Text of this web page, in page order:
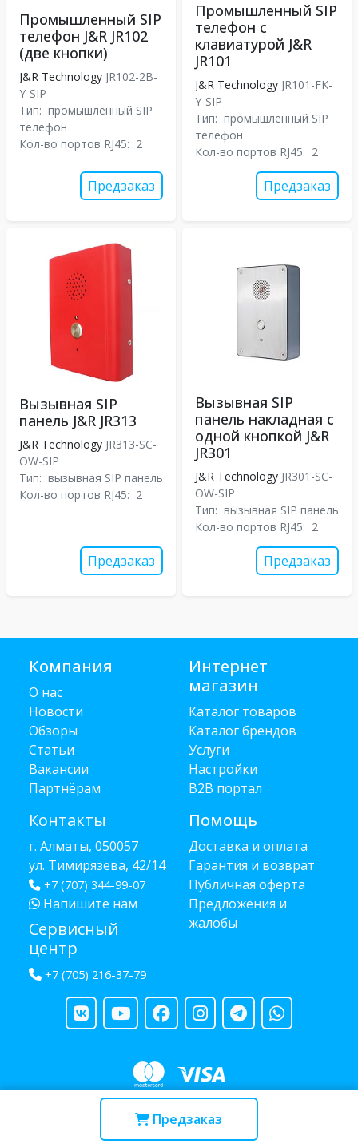
Предзаказ
Промышленный SIP
телефон J&R JR102
(две кнопки)
J&R Technology JR102-2B-
Y-SIP
Тип: промышленный SIP
телефон
Кол-во портов RJ45: 2
Предзаказ
Промышленный SIP
телефон с
клавиатурой J&R
JR101
J&R Technology JR101-FK-
Y-SIP
Тип: промышленный SIP
телефон
Кол-во портов RJ45: 2
Предзаказ
Вызывная SIP
панель J&R JR313
J&R Technology JR313-SC-
OW-SIP
Тип: вызывная SIP панель
Кол-во портов RJ45: 2
Предзаказ
Вызывная SIP
панель накладная с
одной кнопкой J&R
JR301
J&R Technology JR301-SC-
OW-SIP
Тип: вызывная SIP панель
Кол-во портов RJ45: 2
Предзаказ
Компания
О нас
Новости
Обзоры
Статьи
Вакансии
Партнёрам
Контакты
г. Алматы, 050057
ул. Тимирязева, 42/14
+7 (707) 344-99-07
Напишите нам
Сервисный
центр
+7 (705) 216-37-79
Интернет
магазин
Каталог товаров
Каталог брендов
Услуги
Настройки
B2B портал
Помощь
Доставка и оплата
Гарантия и возврат
Публичная оферта
Предложения и
жалобы
Copyright © 2013 - 2026 RUBA - разработано